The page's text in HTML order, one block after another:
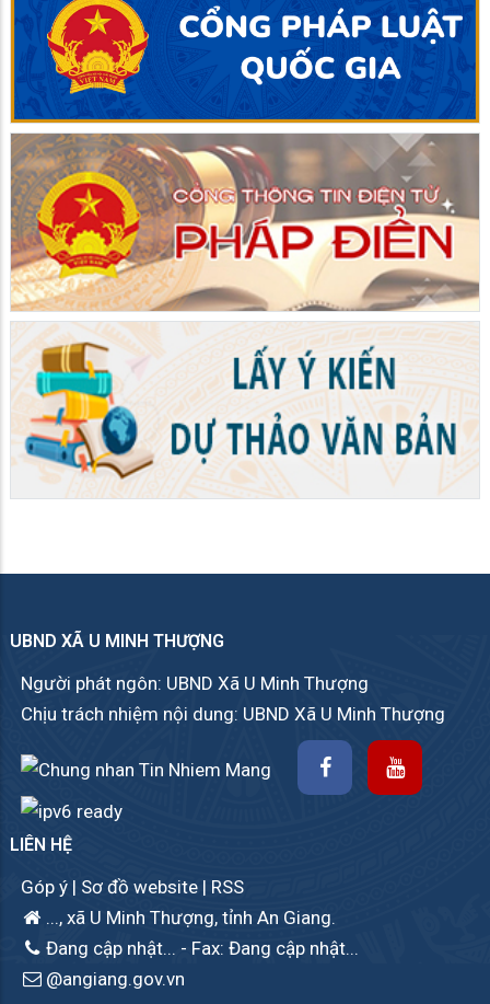
UBND XÃ U MINH THƯỢNG
Người phát ngôn: UBND Xã U Minh Thượng
Chịu trách nhiệm nội dung: UBND Xã U Minh Thượng
LIÊN HỆ
Góp ý | Sơ đồ website | RSS
..., xã U Minh Thượng, tỉnh An Giang.
Đang cập nhật... - Fax: Đang cập nhật...
@angiang.gov.vn